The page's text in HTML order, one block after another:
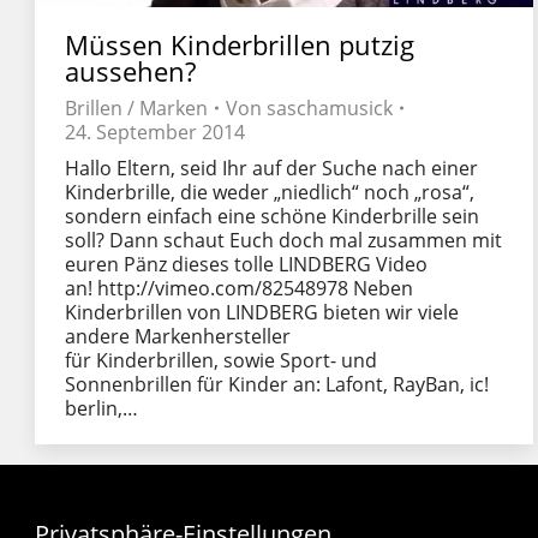
Müssen Kinderbrillen putzig
aussehen?
Brillen / Marken Von saschamusick
24. September 2014
Hallo Eltern, seid Ihr auf der Suche nach einer
Kinderbrille, die weder „niedlich“ noch „rosa“,
sondern einfach eine schöne Kinderbrille sein
soll? Dann schaut Euch doch mal zusammen mit
euren Pänz dieses tolle LINDBERG Video
an! http://vimeo.com/82548978 Neben
Kinderbrillen von LINDBERG bieten wir viele
andere Markenhersteller
für Kinderbrillen, sowie Sport- und
Sonnenbrillen für Kinder an: Lafont, RayBan, ic!
berlin,…